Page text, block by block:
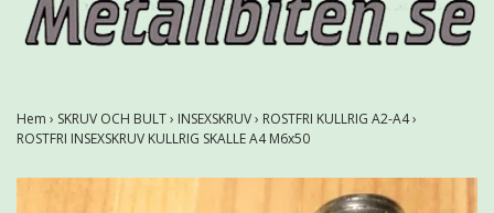
Hem › SKRUV OCH BULT› INSEXSKRUV› ROSTFRI KULLRIG A2-A4›
ROSTFRI INSEXSKRUV KULLRIG SKALLE A4 M6x50